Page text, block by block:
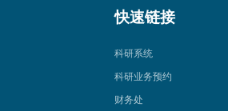
快速链接
科研系统
科研业务预约
财务处